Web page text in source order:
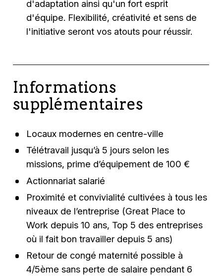
d'adaptation ainsi qu'un fort esprit
d'équipe. Flexibilité, créativité et sens de
l'initiative seront vos atouts pour réussir.
Informations
supplémentaires
Locaux modernes en centre-ville
Télétravail jusqu’à 5 jours selon les
missions, prime d’équipement de 100 €
Actionnariat salarié
Proximité et convivialité cultivées à tous les
niveaux de l’entreprise (Great Place to
Work depuis 10 ans, Top 5 des entreprises
où il fait bon travailler depuis 5 ans)
Retour de congé maternité possible à
4/5ème sans perte de salaire pendant 6